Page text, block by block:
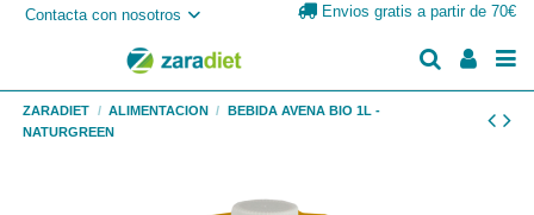
Contacta con nosotros Envios gratis a partir de 70€
ZARADIET ALIMENTACION
BEBIDA AVENA BIO 1L -
NATURGREEN